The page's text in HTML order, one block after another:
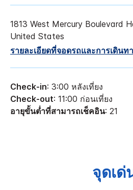
1813 West Mercury Boulevard
United States
รายละเอียดที่จอดรถและการเดินท
Check-in: 3:00 หลังเที่ยง
Check-out: 11:00 ก่อนเที่ยง
อายุขั้นต่ำที่สามารถเช็คอิน: 21
จุดเด่